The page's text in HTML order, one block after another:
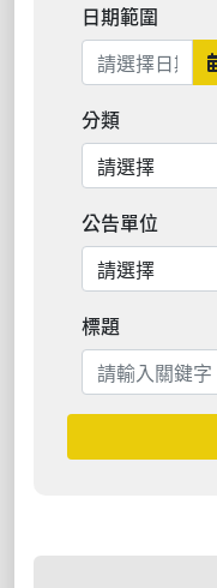
日期範圍
分類
公告單位
標題
搜尋